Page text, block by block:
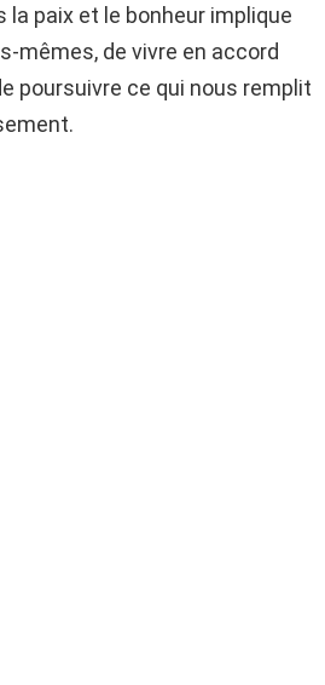
la paix et le bonheur implique
mêmes, de vivre en accord
poursuivre ce qui nous remplit